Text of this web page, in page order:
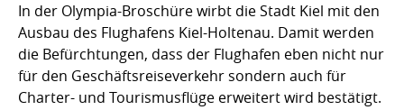
In der Olympia-Broschüre wirbt die Stadt Kiel mit den
Ausbau des Flughafens Kiel-Holtenau. Damit werden
die Befürchtungen, dass der Flughafen eben nicht nur
für den Geschäftsreiseverkehr sondern auch für
Charter- und Tourismusflüge erweitert wird bestätigt.